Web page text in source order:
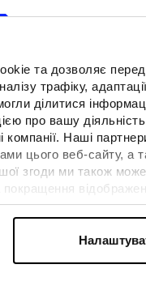
та дозволяє
трафіку,
ділитися
про вашу
компанії. Наші
цього веб-сайту, а
згоди ми також
рішень, які
в нашійПолітиці
та
стилем
Образи
на